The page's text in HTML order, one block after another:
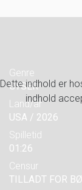
Dette indhold er
indhold
Genre
GYSER
Land/år
USA / 2026
Spilletid
01:26
Censur
TILLADT FOR